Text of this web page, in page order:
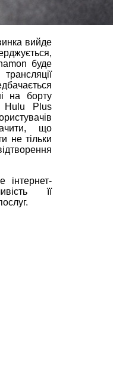
вийде
буде
на борту
Hulu Plus
що
не тільки
інтернет-
її